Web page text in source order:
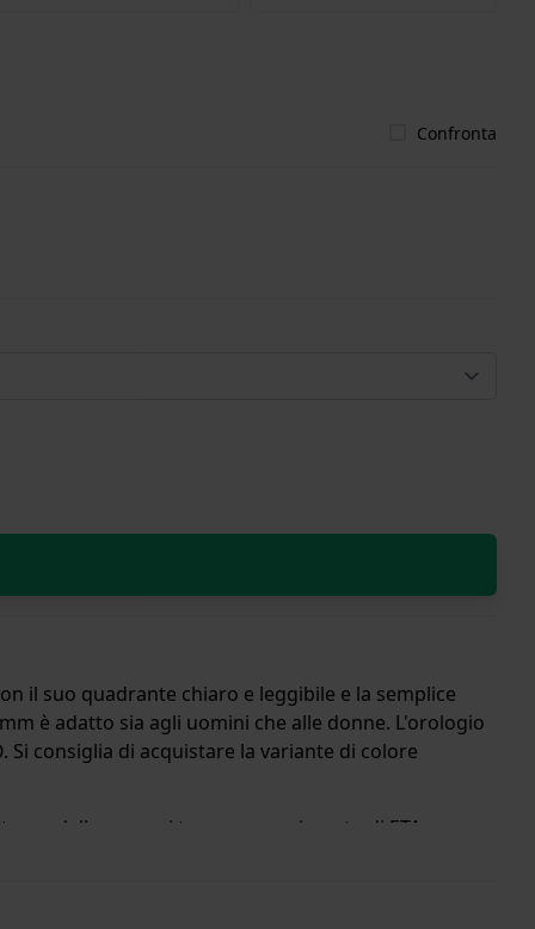
Confronta
il suo quadrante chiaro e leggibile e la semplice
è adatto sia agli uomini che alle donne. L'orologio
consiglia di acquistare la variante di colore
della cassa si trova un movimento di ETA e